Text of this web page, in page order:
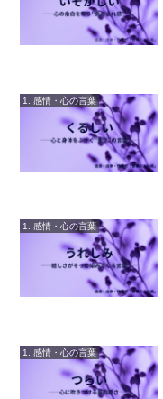
1. 感情・心の言葉
1. 感情・心の言葉
1. 感情・心の言葉